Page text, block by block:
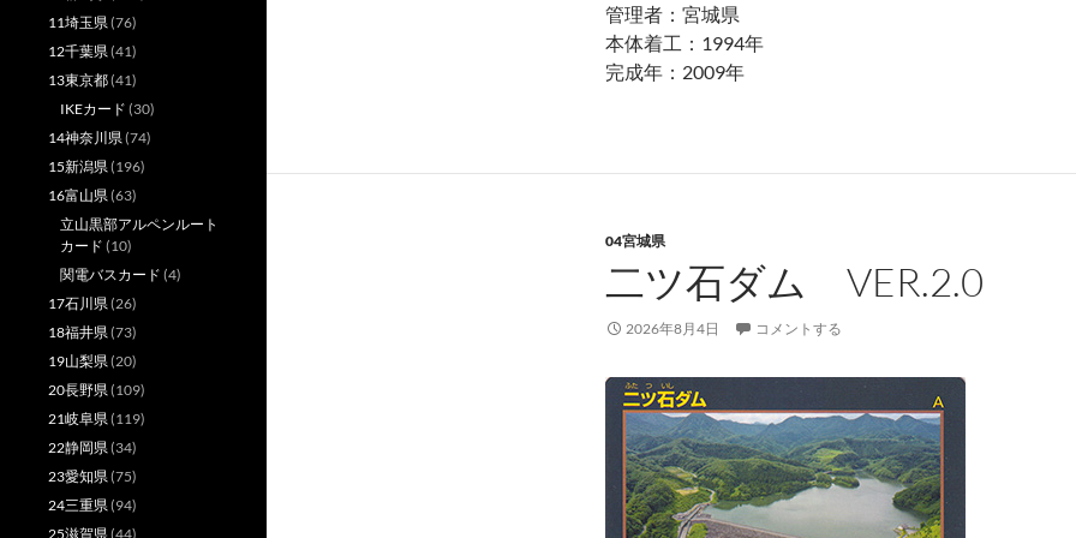
管理者：宮城県
本体着工：1994年
完成年：2009年
04宮城県
二ツ石ダム VER.2.0
2026年8月4日 コメントする
11埼玉県(76)
12千葉県(41)
13東京都(41)
IKEカード (30)
14神奈川県(74)
15新潟県(196)
16富山県(63)
立山黒部アルペンルート
カード (10)
関電バスカード (4)
17石川県(26)
18福井県(73)
19山梨県(20)
20長野県(109)
21岐阜県(119)
22静岡県(34)
23愛知県(75)
24三重県(94)
25滋賀県 (44)